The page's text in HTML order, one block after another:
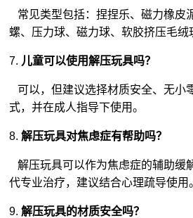
常见类型包括：捏捏乐、磁力橡皮
螺、压力球、磁力球、软胶挤压毛绒
7. 儿童可以使用解压玩具吗？
可以，但建议选择材质安全、无小
式，并在成人指导下使用。
8.解压玩具对焦虑症有帮助吗？
解压玩具可以作为焦虑症的辅助缓
代专业治疗，建议结合心理疏导使用
9.解压玩具的材质安全吗？